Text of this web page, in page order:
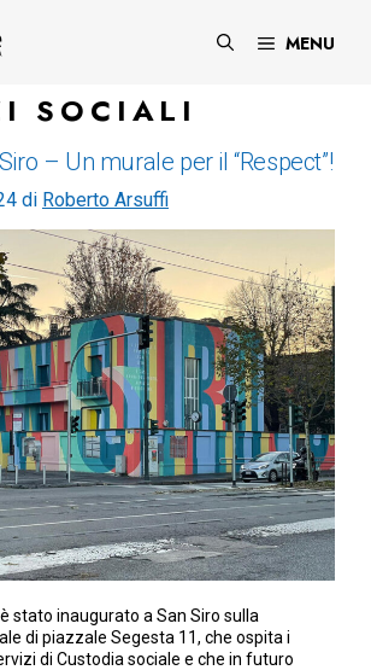
MENU
SOCIALI
– Un murale per il “Respect”!
di Roberto Arsuffi
stato inaugurato a San Siro sulla
di piazzale Segesta 11, che ospita i
di Custodia sociale e che in futuro